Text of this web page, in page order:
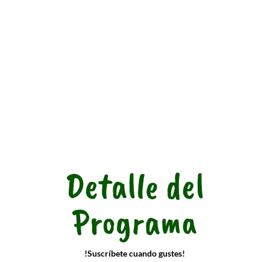
Detalle del
Programa
!Suscríbete cuando gustes!